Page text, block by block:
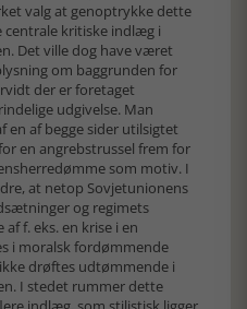
valg at genoptrykke dette
kritiske indlæg i
Det ville dog have været
om baggrunden for
der er foretaget
udgivelse. Man
en af begge sider utilsigtet
en angrebstrussel frem for
som motiv. I
at netop Sovjetunionens
og regimets
f. eks. en krise i en
i moralsk fordømmende
drøftes udtømmende i
I stedet rummer dette